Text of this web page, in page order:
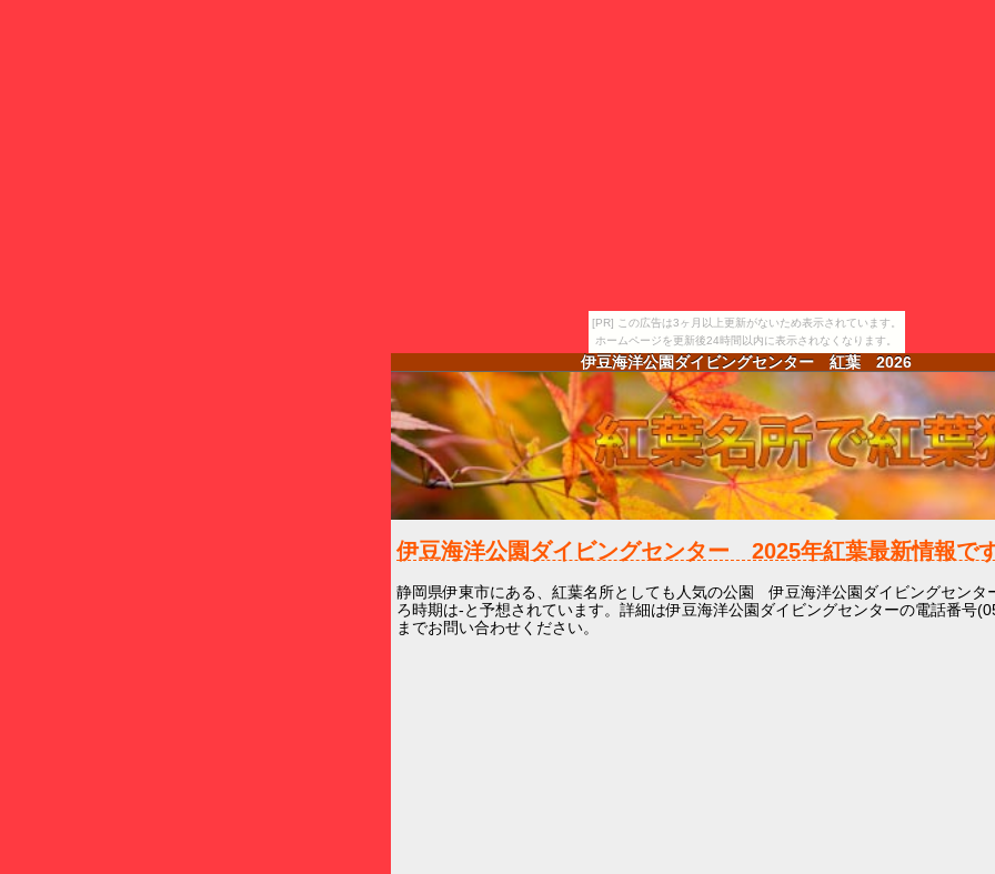
[PR] この広告は3ヶ月以上更新がないため表示されています。
ホームページを更新後24時間以内に表示されなくなります。
伊豆海洋公園ダイビングセンター 紅葉 2026
伊豆海洋公園ダイビングセンター 2025年紅葉最新情報で
静岡県伊東市にある、紅葉名所としても人気の公園 伊豆海洋公園ダイビングセンタ
ろ時期は-と予想されています。詳細は伊豆海洋公園ダイビングセンターの電話番号
までお問い合わせください。